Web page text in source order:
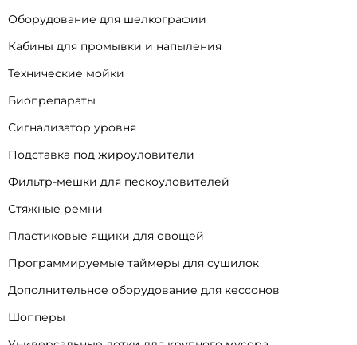
Оборудование для шелкографии
Кабины для промывки и напыления
Технические мойки
Биопрепараты
Сигнализатор уровня
Подставка под жироуловители
Фильтр-мешки для пескоуловителей
Стяжные ремни
Пластиковые ящики для овощей
Программируемые таймеры для сушилок
Дополнительное оборудование для кессонов
Шопперы